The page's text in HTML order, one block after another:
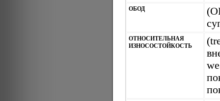
ОБОД
ОТНОСИТЕЛЬНАЯ
ИЗНОСОСТОЙКОСТЬ